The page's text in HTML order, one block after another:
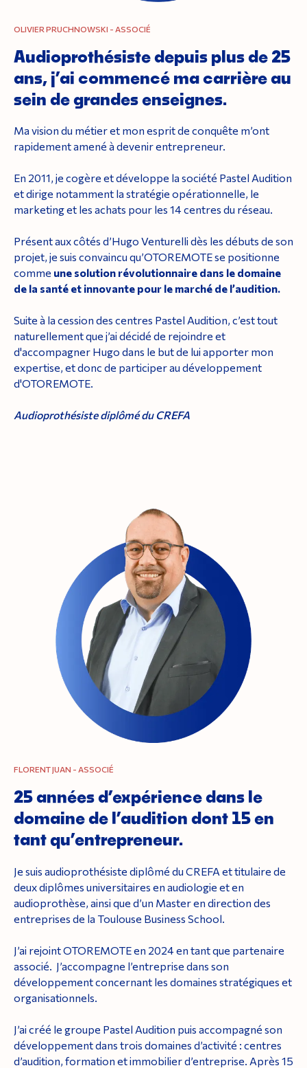
OLIVIER PRUCHNOWSKI - ASSOCIÉ
Audioprothésiste depuis plus de 25
ans, j’ai commencé ma carrière au
sein de grandes enseignes.
Ma vision du métier et mon esprit de conquête m’ont
rapidement amené à devenir entrepreneur.
En 2011, je cogère et développe la société Pastel Audition
et dirige notamment la stratégie opérationnelle, le
marketing et les achats pour les 14 centres du réseau.
Présent aux côtés d’Hugo Venturelli dès les débuts de son
projet, je suis convaincu qu’OTOREMOTE se positionne
comme une solution révolutionnaire dans le domaine
de la santé et innovante pour le marché de l’audition.
Suite à la cession des centres Pastel Audition, c’est tout
naturellement que j’ai décidé de rejoindre et
d'accompagner Hugo dans le but de lui apporter mon
expertise, et donc de participer au développement
d'OTOREMOTE.
Audioprothésiste diplômé du CREFA
FLORENT JUAN - ASSOCIÉ
25 années d’expérience dans le
domaine de l’audition dont 15 en
tant qu’entrepreneur.
Je suis audioprothésiste diplômé du CREFA et titulaire de
deux diplômes universitaires en audiologie et en
audioprothèse, ainsi que d’un Master en direction des
entreprises de la Toulouse Business School.
J’ai rejoint OTOREMOTE en 2024 en tant que partenaire
associé. J’accompagne l’entreprise dans son
développement concernant les domaines stratégiques et
organisationnels.
J’ai créé le groupe Pastel Audition puis accompagné son
développement dans trois domaines d’activité : centres
d’audition, formation et immobilier d’entreprise. Après 15